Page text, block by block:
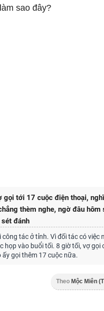
sao đây?
gọi tới 17 cuộc điện thoại,
thèm nghe, ngờ đâu hôm
đánh
tác ở tỉnh. Vì đối tác có việc
họp vào buổi tối. 8 giờ tối, vợ
ấy gọi thêm 17 cuộc nữa.
Theo Mộc Miên